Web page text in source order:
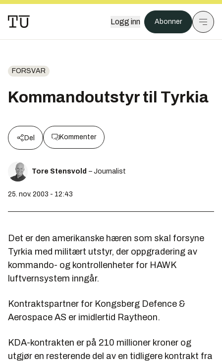
Logg inn Abonner
FORSVAR
Kommandoutstyr til Tyrkia
Del Kommenter
Tore Stensvold – Journalist
25. nov. 2003 - 12:43
Det er den amerikanske hæren som skal forsyne
Tyrkia med militært utstyr, der oppgradering av
kommando- og kontrollenheter for HAWK
luftvernsystem inngår.
Kontraktspartner for Kongsberg Defence &
Aerospace AS er imidlertid Raytheon.
KDA-kontrakten er på 210 millioner kroner og
utgjør en resterende del av en tidligere kontrakt fra